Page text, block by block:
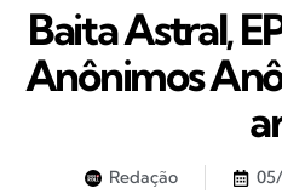
Baita Astral,
Anônimos
Redação